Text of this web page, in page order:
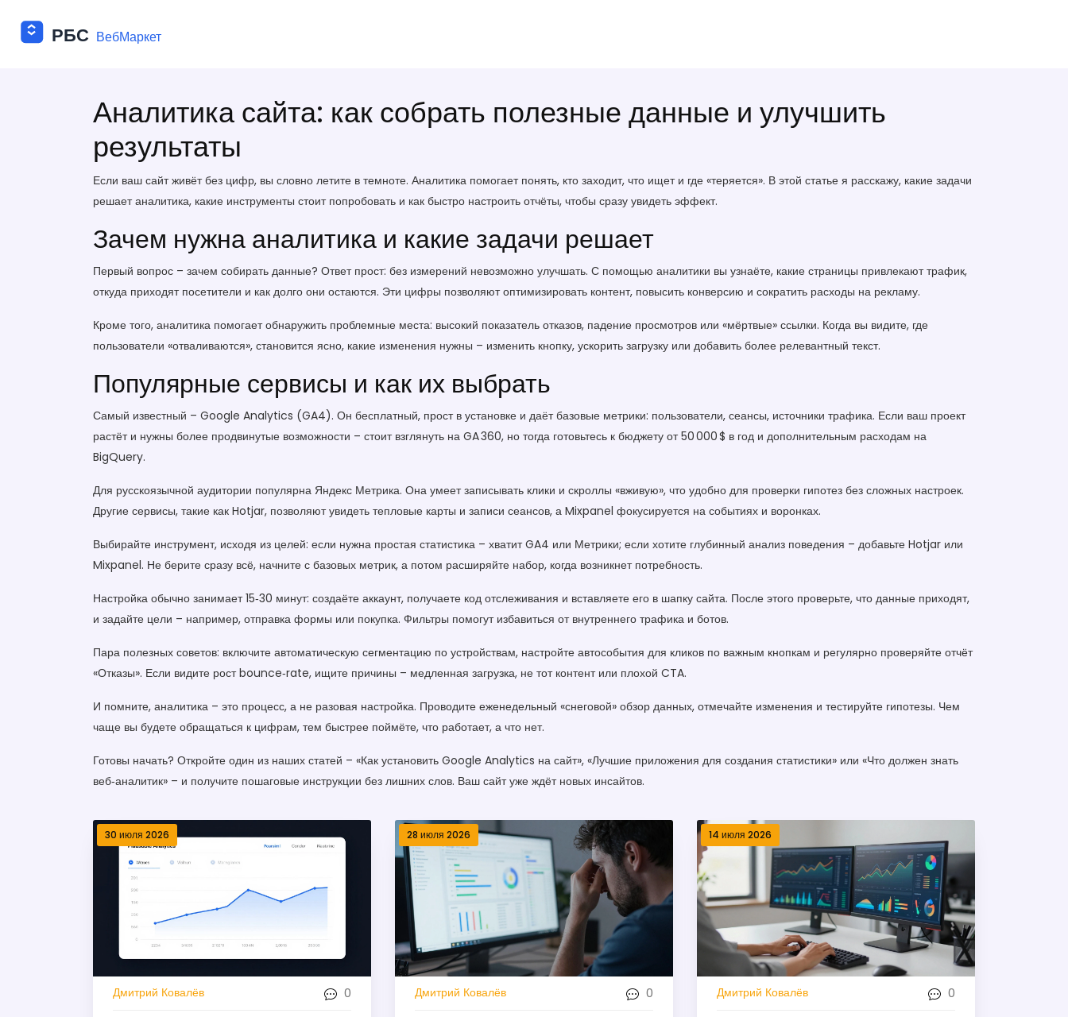
Аналитика сайта: как собрать полезные данные и улучшить
результаты
Если ваш сайт живёт без цифр, вы словно летите в темноте. Аналитика помогает понять, кто заходит, что ищет и где «теряется». В этой статье я расскажу, какие задачи
решает аналитика, какие инструменты стоит попробовать и как быстро настроить отчёты, чтобы сразу увидеть эффект.
Зачем нужна аналитика и какие задачи решает
Первый вопрос – зачем собирать данные? Ответ прост: без измерений невозможно улучшать. С помощью аналитики вы узнаёте, какие страницы привлекают трафик,
откуда приходят посетители и как долго они остаются. Эти цифры позволяют оптимизировать контент, повысить конверсию и сократить расходы на рекламу.
Кроме того, аналитика помогает обнаружить проблемные места: высокий показатель отказов, падение просмотров или «мёртвые» ссылки. Когда вы видите, где
пользователи «отваливаются», становится ясно, какие изменения нужны – изменить кнопку, ускорить загрузку или добавить более релевантный текст.
Популярные сервисы и как их выбрать
Самый известный – Google Analytics (GA4). Он бесплатный, прост в установке и даёт базовые метрики: пользователи, сеансы, источники трафика. Если ваш проект
растёт и нужны более продвинутые возможности – стоит взглянуть на GA 360, но тогда готовьтесь к бюджету от 50 000 $ в год и дополнительным расходам на
BigQuery.
Для русскоязычной аудитории популярна Яндекс Метрика. Она умеет записывать клики и скроллы «вживую», что удобно для проверки гипотез без сложных настроек.
Другие сервисы, такие как Hotjar, позволяют увидеть тепловые карты и записи сеансов, а Mixpanel фокусируется на событиях и воронках.
Выбирайте инструмент, исходя из целей: если нужна простая статистика – хватит GA4 или Метрики; если хотите глубинный анализ поведения – добавьте Hotjar или
Mixpanel. Не берите сразу всё, начните с базовых метрик, а потом расширяйте набор, когда возникнет потребность.
Настройка обычно занимает 15‑30 минут: создаёте аккаунт, получаете код отслеживания и вставляете его в шапку сайта. После этого проверьте, что данные приходят,
и задайте цели – например, отправка формы или покупка. Фильтры помогут избавиться от внутреннего трафика и ботов.
Пара полезных советов: включите автоматическую сегментацию по устройствам, настройте автособытия для кликов по важным кнопкам и регулярно проверяйте отчёт
«Отказы». Если видите рост bounce‑rate, ищите причины – медленная загрузка, не тот контент или плохой CTA.
И помните, аналитика – это процесс, а не разовая настройка. Проводите еженедельный «снеговой» обзор данных, отмечайте изменения и тестируйте гипотезы. Чем
чаще вы будете обращаться к цифрам, тем быстрее поймёте, что работает, а что нет.
Готовы начать? Откройте один из наших статей – «Как установить Google Analytics на сайт», «Лучшие приложения для создания статистики» или «Что должен знать
веб‑аналитик» – и получите пошаговые инструкции без лишних слов. Ваш сайт уже ждёт новых инсайтов.
30 июля 2026
Дмитрий Ковалёв 0
28 июля 2026
Дмитрий Ковалёв 0
14 июля 2026
Дмитрий Ковалёв 0